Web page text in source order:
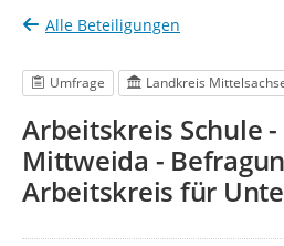
Alle Beteiligungen
Umfrage Landkreis
Arbeitskreis Schule
Mittweida -
Arbeitskreis für